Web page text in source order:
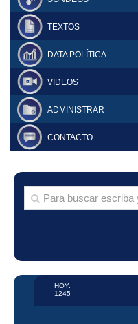
TEXTOS
DATA POLÍTICA
VIDEOS
ADMINISTRAR
CONTACTO
HOY:
1245